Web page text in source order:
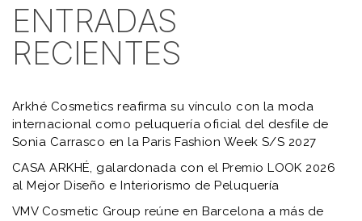
ENTRADAS
RECIENTES
Arkhé Cosmetics reafirma su vínculo con la moda
internacional como peluquería oficial del desfile de
Sonia Carrasco en la Paris Fashion Week S/S 2027
CASA ARKHÉ, galardonada con el Premio LOOK 2026
al Mejor Diseño e Interiorismo de Peluquería
VMV Cosmetic Group reúne en Barcelona a más de